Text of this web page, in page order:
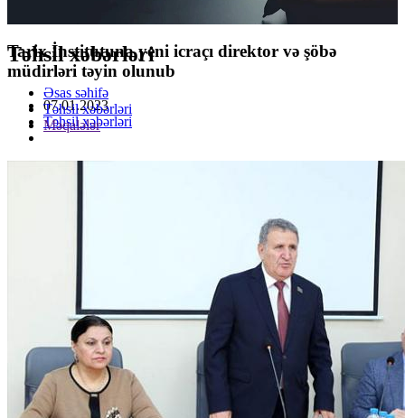
Təhsil xəbərləri
Əsas səhifə
Təhsil xəbərləri
Məqalələr
Tarix İnstitutuna yeni icraçı direktor və şöbə
müdirləri təyin olunub
07.01.2023
Təhsil xəbərləri